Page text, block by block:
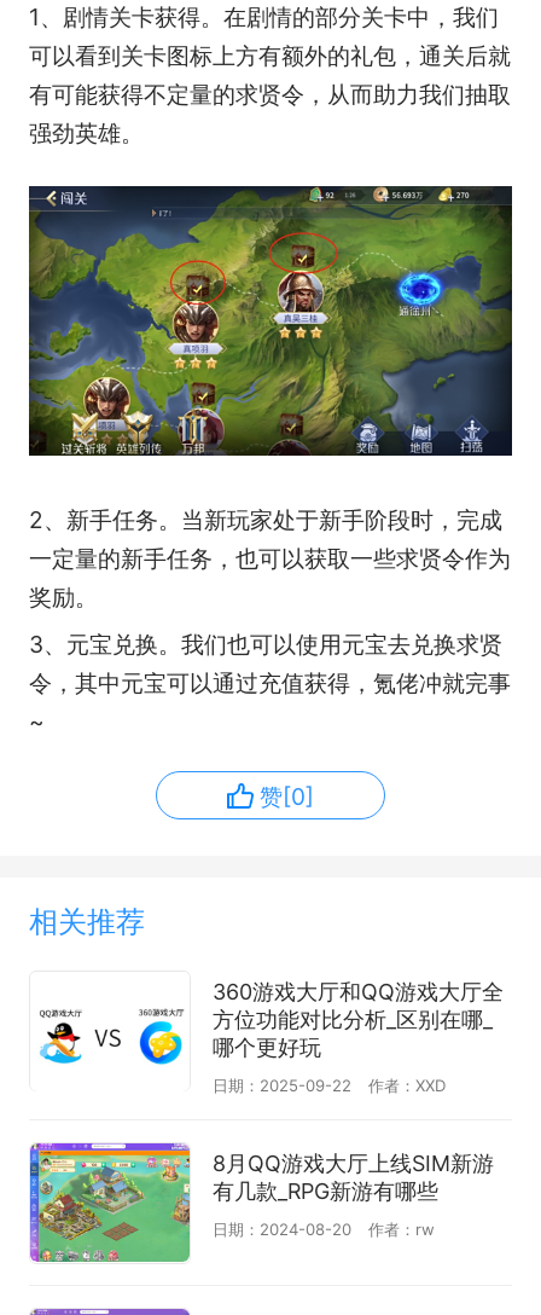
1、剧情关卡获得。在剧情的部分关卡中，我们
可以看到关卡图标上方有额外的礼包，通关后就
有可能获得不定量的求贤令，从而助力我们抽取
强劲英雄。
2、新手任务。当新玩家处于新手阶段时，完成
一定量的新手任务，也可以获取一些求贤令作为
奖励。
3、元宝兑换。我们也可以使用元宝去兑换求贤
令，其中元宝可以通过充值获得，氪佬冲就完事
~
赞[0]
相关推荐
360游戏大厅和QQ游戏大厅全
方位功能对比分析_区别在哪_
哪个更好玩
日期：2025-09-22 作者：XXD
8月QQ游戏大厅上线SIM新游
有几款_RPG新游有哪些
日期：2024-08-20 作者：rw